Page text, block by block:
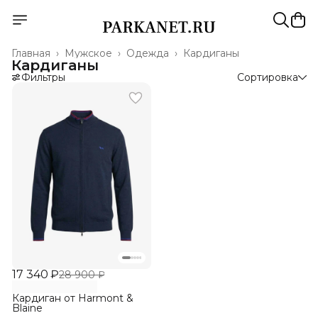
Кардиганы
Одежда ›
Мужское ›
Главная ›
Кардиганы
Фильтры Сортировка
17 340 ₽28 900 ₽
Кардиган от Harmont &
Blaine